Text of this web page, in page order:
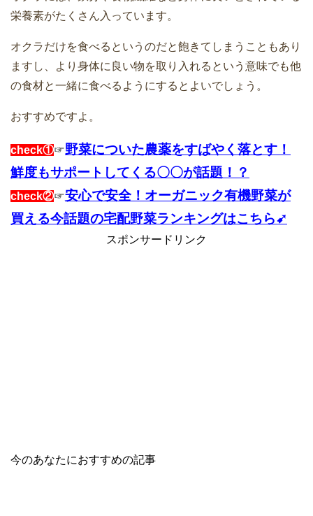
栄養素がたくさん入っています。
オクラだけを食べるというのだと飽きてしまうこともあり
ますし、より身体に良い物を取り入れるという意味でも他
の食材と一緒に食べるようにするとよいでしょう。
おすすめですよ。
check①☞野菜についた農薬をすばやく落とす！
鮮度もサポートしてくる〇〇が話題！？
check②☞安心で安全！オーガニック有機野菜が
買える今話題の宅配野菜ランキングはこちら➹
スポンサードリンク
今のあなたにおすすめの記事